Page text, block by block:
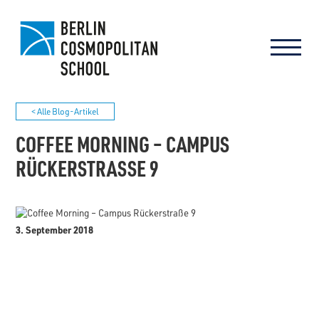
< Alle Blog-Artikel
COFFEE MORNING – CAMPUS
RÜCKERSTRASSE 9
3. September 2018